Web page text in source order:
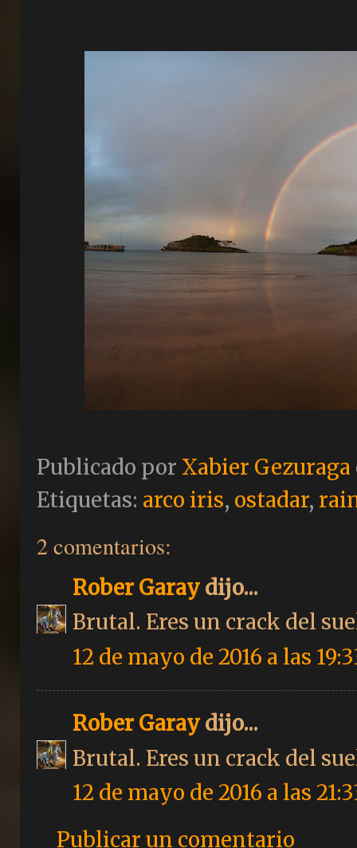
Publicado por Xabier Gezuraga
Etiquetas: arco iris, ostadar,
2 comentarios:
Rober Garay dijo...
Brutal. Eres un crack del
12 de mayo de 2016 a las
Rober Garay dijo...
Brutal. Eres un crack del
12 de mayo de 2016 a las
Publicar un comentario